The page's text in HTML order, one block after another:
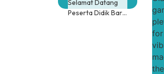
Selamat Datang
Peserta Didik Bar…
for